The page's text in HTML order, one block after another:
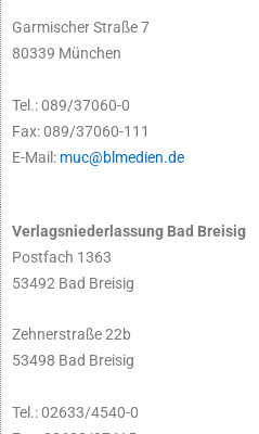
Garmischer Straße 7
80339 München
Tel.: 089/37060-0
Fax: 089/37060-111
E-Mail: muc@blmedien.de
Verlagsniederlassung Bad Breisig
Postfach 1363
53492 Bad Breisig
Zehnerstraße 22b
53498 Bad Breisig
Tel.: 02633/4540-0